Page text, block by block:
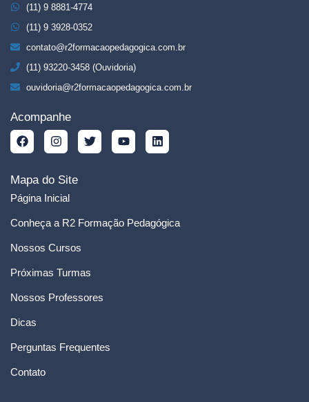
(11) 9 8881-4774
(11) 9 3928-0352
contato@r2formacaopedagogica.com.br
(11) 93220-3458 (Ouvidoria)
ouvidoria@r2formacaopedagogica.com.br
Acompanhe
Mapa do Site
Página Inicial
Conheça a R2 Formação Pedagógica
Nossos Cursos
Próximas Turmas
Nossos Professores
Dicas
Perguntas Frequentes
Contato